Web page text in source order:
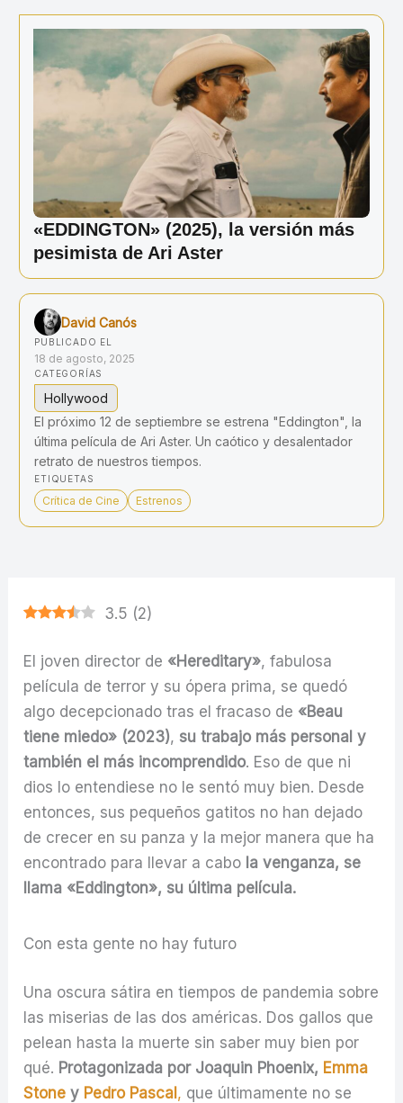
contenido
«EDDINGTON» (2025), la versión más
pesimista de Ari Aster
David Canós
PUBLICADO EL
18 de agosto, 2025
CATEGORÍAS
Hollywood
El próximo 12 de septiembre se estrena "Eddington", la
última película de Ari Aster. Un caótico y desalentador
retrato de nuestros tiempos.
ETIQUETAS
Crítica de Cine Estrenos
3.5 (2)
El joven director de «Hereditary», fabulosa
película de terror y su ópera prima, se quedó
algo decepcionado tras el fracaso de «Beau
tiene miedo» (2023), su trabajo más personal y
también el más incomprendido. Eso de que ni
dios lo entendiese no le sentó muy bien. Desde
entonces, sus pequeños gatitos no han dejado
de crecer en su panza y la mejor manera que ha
encontrado para llevar a cabo la venganza, se
llama «Eddington», su última película.
Con esta gente no hay futuro
Una oscura sátira en tiempos de pandemia sobre
las miserias de las dos américas. Dos gallos que
pelean hasta la muerte sin saber muy bien por
qué. Protagonizada por Joaquin Phoenix, Emma
Stone y Pedro Pascal, que últimamente no se